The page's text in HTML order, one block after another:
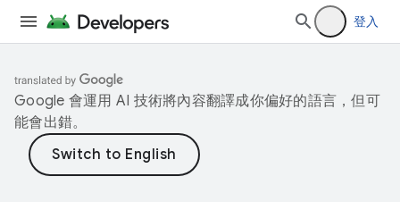
登入
Google 會運用 AI 技術將內容翻譯成你偏好的語言，但可
能會出錯。